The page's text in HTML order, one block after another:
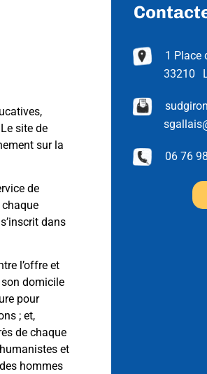
site de
sur la
de
dans
l’offre et
son domicile
pour
; et,
de chaque
et
hommes
1 Place
33210
06 76